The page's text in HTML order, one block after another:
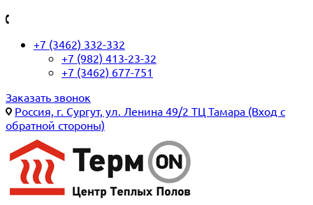
+7 (3462) 332-332
+7 (982) 413-23-32
+7 (3462) 677-751
Заказать звонок
Россия, г. Сургут, ул. Ленина 49/2 ТЦ Тамара (Вход с
обратной стороны)